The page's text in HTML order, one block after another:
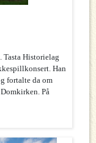
Historielag
Han
fortalte da om
På